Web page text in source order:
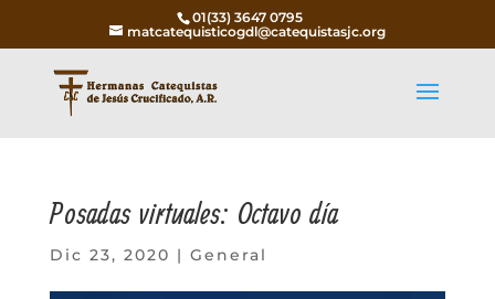
01(33) 3647 0795
matcatequisticogdl@catequistasjc.org
Posadas virtuales: Octavo día
Dic 23, 2020 | General